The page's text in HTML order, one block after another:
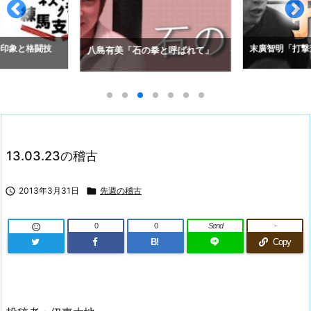
象と格闘技 八島有美「石の拳と呼ばれて」 末廣智明「打
13.03.23の稽古
 2013年3月31日  先週の稽古
 0
B!
0 Send
Copy
-